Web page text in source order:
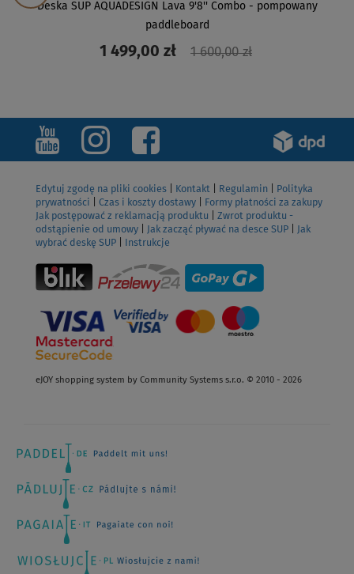
Deska SUP AQUADESIGN Lava 9'8'' Combo - pompowany
paddleboard
1 499,00 zł 1 600,00 zł
ZOBACZ
Edytuj zgodę na pliki cookies Kontakt Regulamin
Polityka
prywatności
Czas i koszty dostawy
Formy płatności za zakupy
Jak postępować z reklamacją produktu
Zwrot produktu -
odstąpienie od umowy
Jak zacząć pływać na desce SUP
Jak
wybrać deskę SUP
Instrukcje
eJOY shopping system by Community Systems s.r.o. © 2010 - 2026